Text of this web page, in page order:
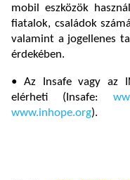
mobil eszközök
fiatalok, családok
valamint a jogellenes
érdekében.
• Az Insafe vagy az
elérheti (Insafe:
www.inhope.org).